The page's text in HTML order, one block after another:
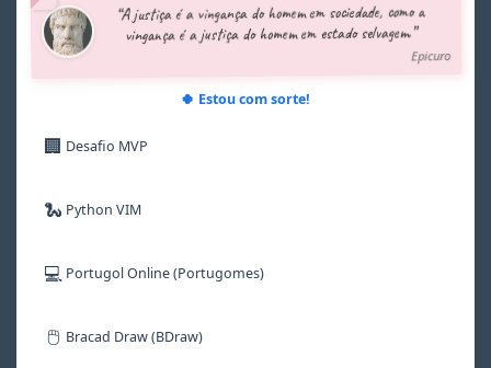
6
7
6
7
6
7
6
7
6
7
6
7
“A justiça é a vingança do homem em sociedade, como a
vingança é a justiça do homem em estado selvagem.”
Epicuro
🍀 Estou com sorte!
🏢 Desafio MVP
🐍 Python VIM
💻 Portugol Online (Portugomes)
🖱️ Bracad Draw (BDraw)